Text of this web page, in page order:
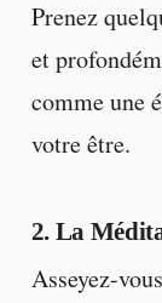
Prenez
et
comme une
votre être.
2. La
Asseyez-